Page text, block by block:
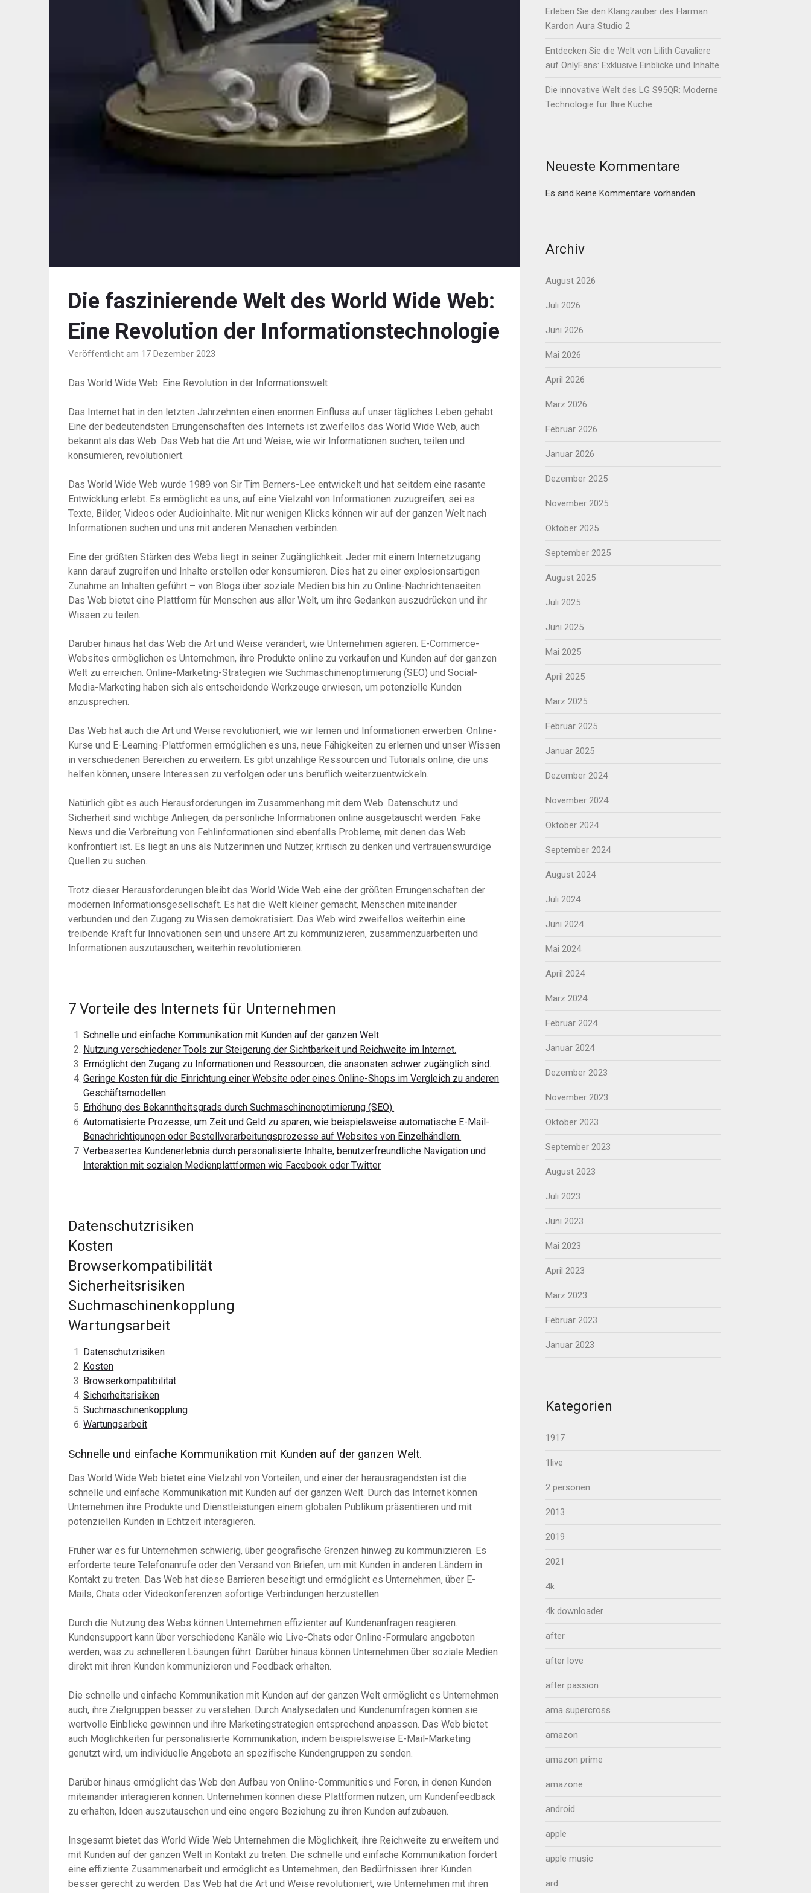
Die faszinierende Welt des World Wide Web:
Eine Revolution der Informationstechnologie
Veröffentlicht am 17 Dezember 2023
Das World Wide Web: Eine Revolution in der Informationswelt
Das Internet hat in den letzten Jahrzehnten einen enormen Einfluss auf unser tägliches Leben gehabt.
Eine der bedeutendsten Errungenschaften des Internets ist zweifellos das World Wide Web, auch
bekannt als das Web. Das Web hat die Art und Weise, wie wir Informationen suchen, teilen und
konsumieren, revolutioniert.
Das World Wide Web wurde 1989 von Sir Tim Berners-Lee entwickelt und hat seitdem eine rasante
Entwicklung erlebt. Es ermöglicht es uns, auf eine Vielzahl von Informationen zuzugreifen, sei es
Texte, Bilder, Videos oder Audioinhalte. Mit nur wenigen Klicks können wir auf der ganzen Welt nach
Informationen suchen und uns mit anderen Menschen verbinden.
Eine der größten Stärken des Webs liegt in seiner Zugänglichkeit. Jeder mit einem Internetzugang
kann darauf zugreifen und Inhalte erstellen oder konsumieren. Dies hat zu einer explosionsartigen
Zunahme an Inhalten geführt – von Blogs über soziale Medien bis hin zu Online-Nachrichtenseiten.
Das Web bietet eine Plattform für Menschen aus aller Welt, um ihre Gedanken auszudrücken und ihr
Wissen zu teilen.
Darüber hinaus hat das Web die Art und Weise verändert, wie Unternehmen agieren. E-Commerce-
Websites ermöglichen es Unternehmen, ihre Produkte online zu verkaufen und Kunden auf der ganzen
Welt zu erreichen. Online-Marketing-Strategien wie Suchmaschinenoptimierung (SEO) und Social-
Media-Marketing haben sich als entscheidende Werkzeuge erwiesen, um potenzielle Kunden
anzusprechen.
Das Web hat auch die Art und Weise revolutioniert, wie wir lernen und Informationen erwerben. Online-
Kurse und E-Learning-Plattformen ermöglichen es uns, neue Fähigkeiten zu erlernen und unser Wissen
in verschiedenen Bereichen zu erweitern. Es gibt unzählige Ressourcen und Tutorials online, die uns
helfen können, unsere Interessen zu verfolgen oder uns beruflich weiterzuentwickeln.
Natürlich gibt es auch Herausforderungen im Zusammenhang mit dem Web. Datenschutz und
Sicherheit sind wichtige Anliegen, da persönliche Informationen online ausgetauscht werden. Fake
News und die Verbreitung von Fehlinformationen sind ebenfalls Probleme, mit denen das Web
konfrontiert ist. Es liegt an uns als Nutzerinnen und Nutzer, kritisch zu denken und vertrauenswürdige
Quellen zu suchen.
Trotz dieser Herausforderungen bleibt das World Wide Web eine der größten Errungenschaften der
modernen Informationsgesellschaft. Es hat die Welt kleiner gemacht, Menschen miteinander
verbunden und den Zugang zu Wissen demokratisiert. Das Web wird zweifellos weiterhin eine
treibende Kraft für Innovationen sein und unsere Art zu kommunizieren, zusammenzuarbeiten und
Informationen auszutauschen, weiterhin revolutionieren.
7 Vorteile des Internets für Unternehmen
Schnelle und einfache Kommunikation mit Kunden auf der ganzen Welt.
Nutzung verschiedener Tools zur Steigerung der Sichtbarkeit und Reichweite im Internet.
Ermöglicht den Zugang zu Informationen und Ressourcen, die ansonsten schwer zugänglich sind.
Geringe Kosten für die Einrichtung einer Website oder eines Online-Shops im Vergleich zu anderen
Geschäftsmodellen.
Erhöhung des Bekanntheitsgrads durch Suchmaschinenoptimierung (SEO).
Automatisierte Prozesse, um Zeit und Geld zu sparen, wie beispielsweise automatische E-Mail-
Benachrichtigungen oder Bestellverarbeitungsprozesse auf Websites von Einzelhändlern.
Verbessertes Kundenerlebnis durch personalisierte Inhalte, benutzerfreundliche Navigation und
Interaktion mit sozialen Medienplattformen wie Facebook oder Twitter
Datenschutzrisiken
Kosten
Browserkompatibilität
Sicherheitsrisiken
Suchmaschinenkopplung
Wartungsarbeit
Datenschutzrisiken
Kosten
Browserkompatibilität
Sicherheitsrisiken
Suchmaschinenkopplung
Wartungsarbeit
Schnelle und einfache Kommunikation mit Kunden auf der ganzen Welt.
Das World Wide Web bietet eine Vielzahl von Vorteilen, und einer der herausragendsten ist die
schnelle und einfache Kommunikation mit Kunden auf der ganzen Welt. Durch das Internet können
Unternehmen ihre Produkte und Dienstleistungen einem globalen Publikum präsentieren und mit
potenziellen Kunden in Echtzeit interagieren.
Früher war es für Unternehmen schwierig, über geografische Grenzen hinweg zu kommunizieren. Es
erforderte teure Telefonanrufe oder den Versand von Briefen, um mit Kunden in anderen Ländern in
Kontakt zu treten. Das Web hat diese Barrieren beseitigt und ermöglicht es Unternehmen, über E-
Mails, Chats oder Videokonferenzen sofortige Verbindungen herzustellen.
Durch die Nutzung des Webs können Unternehmen effizienter auf Kundenanfragen reagieren.
Kundensupport kann über verschiedene Kanäle wie Live-Chats oder Online-Formulare angeboten
werden, was zu schnelleren Lösungen führt. Darüber hinaus können Unternehmen über soziale Medien
direkt mit ihren Kunden kommunizieren und Feedback erhalten.
Die schnelle und einfache Kommunikation mit Kunden auf der ganzen Welt ermöglicht es Unternehmen
auch, ihre Zielgruppen besser zu verstehen. Durch Analysedaten und Kundenumfragen können sie
wertvolle Einblicke gewinnen und ihre Marketingstrategien entsprechend anpassen. Das Web bietet
auch Möglichkeiten für personalisierte Kommunikation, indem beispielsweise E-Mail-Marketing
genutzt wird, um individuelle Angebote an spezifische Kundengruppen zu senden.
Darüber hinaus ermöglicht das Web den Aufbau von Online-Communities und Foren, in denen Kunden
miteinander interagieren können. Unternehmen können diese Plattformen nutzen, um Kundenfeedback
zu erhalten, Ideen auszutauschen und eine engere Beziehung zu ihren Kunden aufzubauen.
Insgesamt bietet das World Wide Web Unternehmen die Möglichkeit, ihre Reichweite zu erweitern und
mit Kunden auf der ganzen Welt in Kontakt zu treten. Die schnelle und einfache Kommunikation fördert
eine effiziente Zusammenarbeit und ermöglicht es Unternehmen, den Bedürfnissen ihrer Kunden
besser gerecht zu werden. Das Web hat die Art und Weise revolutioniert, wie Unternehmen mit ihren
Erleben Sie den Klangzauber des Harman
Kardon Aura Studio 2
Entdecken Sie die Welt von Lilith Cavaliere
auf OnlyFans: Exklusive Einblicke und Inhalte
Die innovative Welt des LG S95QR: Moderne
Technologie für Ihre Küche
Neueste Kommentare
Es sind keine Kommentare vorhanden.
Archiv
August 2026
Juli 2026
Juni 2026
Mai 2026
April 2026
März 2026
Februar 2026
Januar 2026
Dezember 2025
November 2025
Oktober 2025
September 2025
August 2025
Juli 2025
Juni 2025
Mai 2025
April 2025
März 2025
Februar 2025
Januar 2025
Dezember 2024
November 2024
Oktober 2024
September 2024
August 2024
Juli 2024
Juni 2024
Mai 2024
April 2024
März 2024
Februar 2024
Januar 2024
Dezember 2023
November 2023
Oktober 2023
September 2023
August 2023
Juli 2023
Juni 2023
Mai 2023
April 2023
März 2023
Februar 2023
Januar 2023
Kategorien
1917
1live
2 personen
2013
2019
2021
4k
4k downloader
after
after love
after passion
ama supercross
amazon
amazon prime
amazone
android
apple
apple music
ard